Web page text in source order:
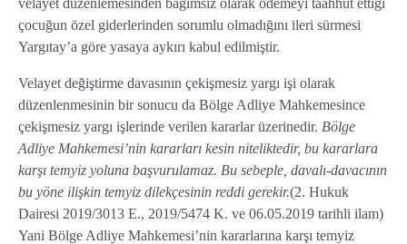
çocuğun özel giderlerinden sorumlu olmadığını ileri sürmesi
Yargıtay’a göre yasaya aykırı kabul edilmiştir.
Velayet değiştirme davasının çekişmesiz yargı işi olarak
düzenlenmesinin bir sonucu da Bölge Adliye Mahkemesince
çekişmesiz yargı işlerinde verilen kararlar üzerinedir. Bölge
Adliye Mahkemesi’nin kararları kesin niteliktedir, bu kararlara
karşı temyiz yoluna başvurulamaz. Bu sebeple, davalı-davacının
bu yöne ilişkin temyiz dilekçesinin reddi gerekir.(2. Hukuk
Dairesi 2019/3013 E., 2019/5474 K. ve 06.05.2019 tarihli ilam)
Yani Bölge Adliye Mahkemesi’nin kararlarına karşı temyiz